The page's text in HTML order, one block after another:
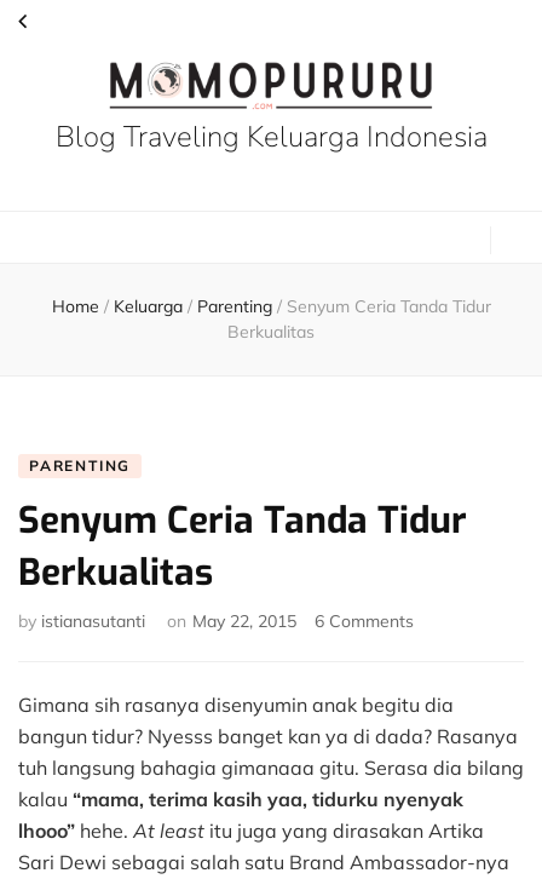
Blog Traveling Keluarga Indonesia
Home / Keluarga / Parenting / Senyum Ceria Tanda Tidur
Berkualitas
PARENTING
Senyum Ceria Tanda Tidur
Berkualitas
by istianasutanti on May 22, 2015 6 Comments
Tanda
Berkualitas
Gimana sih rasanya disenyumin anak begitu dia
bangun tidur? Nyesss banget kan ya di dada? Rasanya
tuh langsung bahagia gimanaaa gitu. Serasa dia bilang
kalau “mama, terima kasih yaa, tidurku nyenyak
lhooo” hehe. At least itu juga yang dirasakan Artika
Sari Dewi sebagai salah satu Brand Ambassador-nya